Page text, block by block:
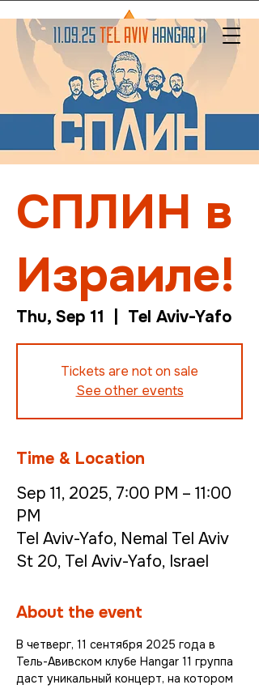
СПЛИН в
Израиле!
Thu, Sep 11 Tel Aviv-Yafo
Tickets are not on sale
See other events
Time & Location
Sep 11, 2025, 7:00 PM – 11:00
PM
Tel Aviv-Yafo, Nemal Tel Aviv
St 20, Tel Aviv-Yafo, Israel
About the event
В четверг, 11 сентября 2025 года в
Тель-Авивском клубе Hangar 11 группа
даст уникальный концерт, на котором